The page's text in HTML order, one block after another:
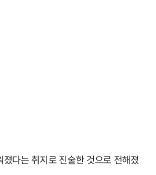
다는 취지로 진술한 것으로 전해졌